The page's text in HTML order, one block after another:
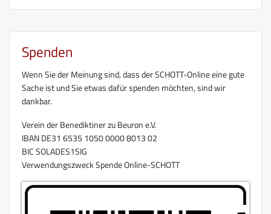
Spenden
Wenn Sie der Meinung sind, dass der SCHOTT-Online eine gute
Sache ist und Sie etwas dafür spenden möchten, sind wir
dankbar.
Verein der Benediktiner zu Beuron e.V.
IBAN DE31 6535 1050 0000 8013 02
BIC SOLADES1SIG
Verwendungszweck Spende Online-SCHOTT